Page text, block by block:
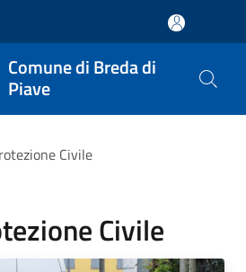
Comune di Breda di
Piave
Civile
Civile